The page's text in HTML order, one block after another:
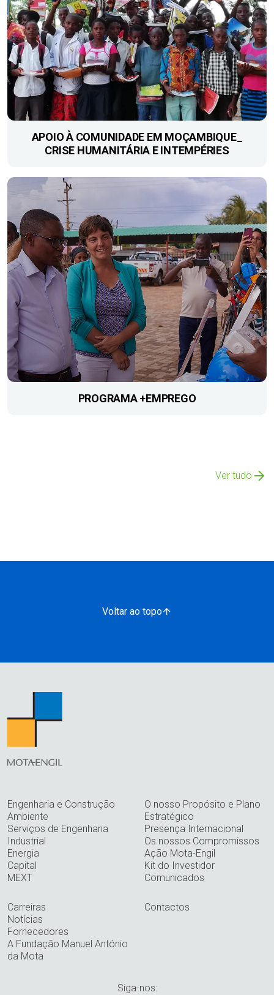
APOIO À COMUNIDADE EM MOÇAMBIQUE_
CRISE HUMANITÁRIA E INTEMPÉRIES
PROGRAMA +EMPREGO
Ver tudo
Voltar ao topo
Engenharia e Construção
Ambiente
Serviços de Engenharia
Industrial
Energia
Capital
MEXT
O nosso Propósito e Plano
Estratégico
Presença Internacional
Os nossos Compromissos
Ação Mota-Engil
Kit do Investidor
Comunicados
Carreiras
Notícias
Fornecedores
A Fundação Manuel António
da Mota
Contactos
Siga-nos: